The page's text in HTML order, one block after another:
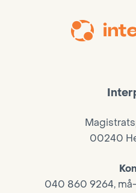
00240
040 860 9264,